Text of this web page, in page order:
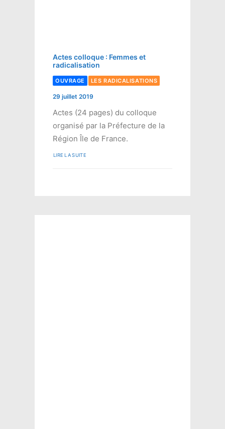
Actes colloque : Femmes et
radicalisation
OUVRAGE LES RADICALISATIONS
29 juillet 2019
Actes (24 pages) du colloque
organisé par la Préfecture de la
Région Île de France.
LIRE LA SUITE